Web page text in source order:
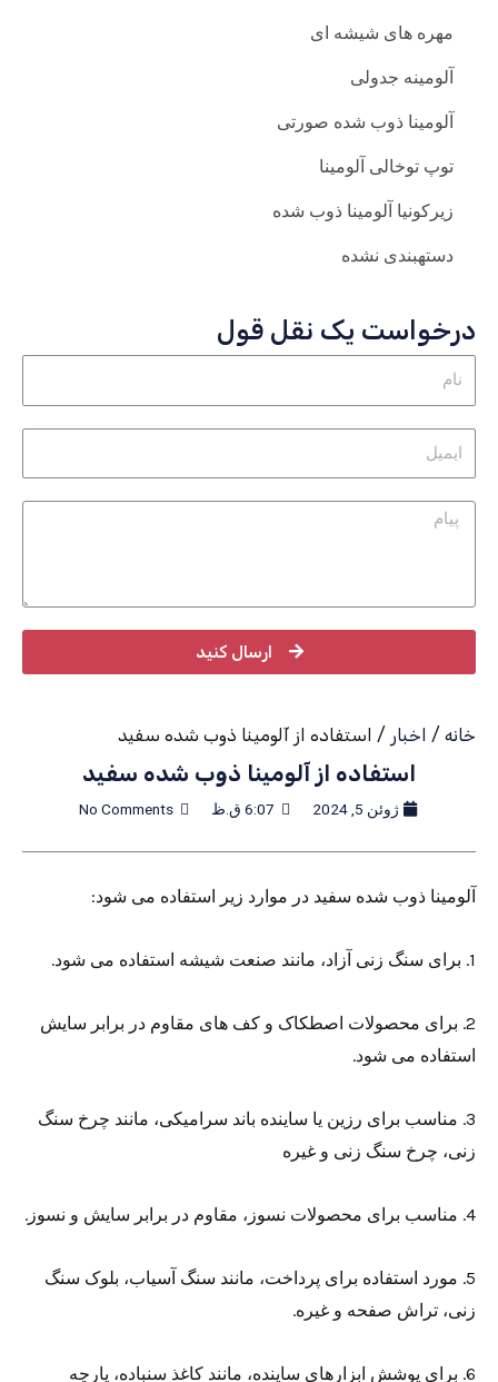
مهره های شیشه ای
آلومینه جدولی
آلومینا ذوب شده صورتی
توپ توخالی آلومینا
زیرکونیا آلومینا ذوب شده
دستهبندی نشده
درخواست یک نقل قول
ارسال کنید
خانه / اخبار / استفاده از آلومینا ذوب شده سفید
استفاده از آلومینا ذوب شده سفید
ژوئن 5, 2024 6:07 ق.ظ No Comments
آلومینا ذوب شده سفید در موارد زیر استفاده می شود:
1. برای سنگ زنی آزاد، مانند صنعت شیشه استفاده می شود.
2. برای محصولات اصطکاک و کف های مقاوم در برابر سایش
استفاده می شود.
3. مناسب برای رزین یا ساینده باند سرامیکی، مانند چرخ سنگ
زنی، چرخ سنگ زنی و غیره
4. مناسب برای محصولات نسوز، مقاوم در برابر سایش و نسوز.
5. مورد استفاده برای پرداخت، مانند سنگ آسیاب، بلوک سنگ
زنی، تراش صفحه و غیره.
6. برای پوشش ابزارهای ساینده، مانند کاغذ سنباده، پارچه